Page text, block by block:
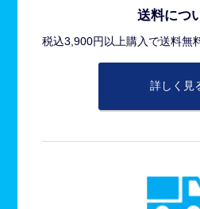
送料につ
税込3,900円以上購入で送料無
詳しく見